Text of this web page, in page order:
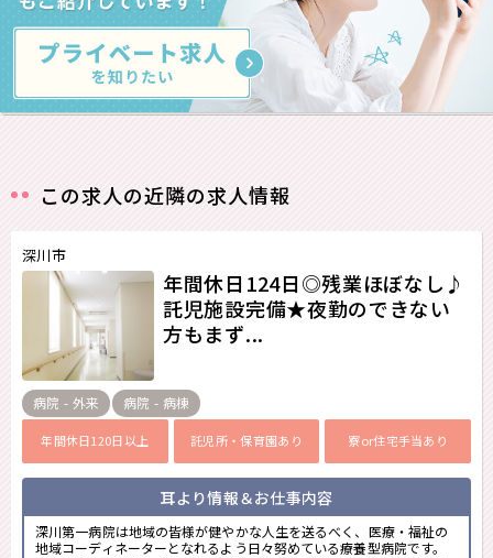
この求人の近隣の求人情報
深川市
年間休日124日◎残業ほぼなし♪
託児施設完備★夜勤のできない
方もまず...
病院 - 外来 病院 - 病棟
年間休日120日以上 託児所・保育園あり 寮or住宅手当あり
耳より情報＆お仕事内容
深川第一病院は地域の皆様が健やかな人生を送るべく、医療・福祉の
地域コーディネーターとなれるよう日々努めている療養型病院です。